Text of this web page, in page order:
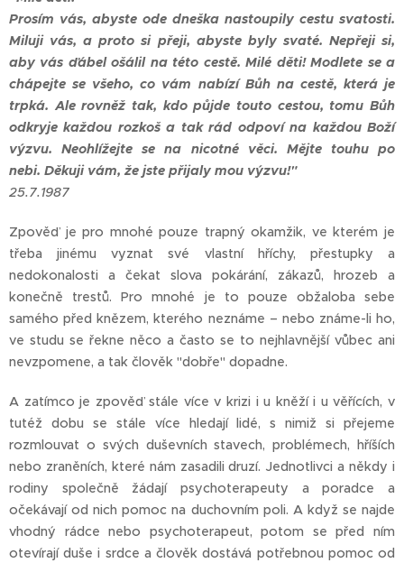
Prosím vás, abyste ode dneška nastoupily cestu svatosti.
Miluji vás, a proto si přeji, abyste byly svaté. Nepřeji si,
aby vás ďábel ošálil na této cestě. Milé děti! Modlete se a
chápejte se všeho, co vám nabízí Bůh na cestě, která je
trpká. Ale rovněž tak, kdo půjde touto cestou, tomu Bůh
odkryje každou rozkoš a tak rád odpoví na každou Boží
výzvu. Neohlížejte se na nicotné věci. Mějte touhu po
nebi. Děkuji vám, že jste přijaly mou výzvu!"
25.7.1987
Zpověď je pro mnohé pouze trapný okamžik, ve kterém je
třeba jinému vyznat své vlastní hříchy, přestupky a
nedokonalosti a čekat slova pokárání, zákazů, hrozeb a
konečně trestů. Pro mnohé je to pouze obžaloba sebe
samého před knězem, kterého neznáme – nebo známe-li ho,
ve studu se řekne něco a často se to nejhlavnější vůbec ani
nevzpomene, a tak člověk "dobře" dopadne.
A zatímco je zpověď stále více v krizi i u kněží i u věřících, v
tutéž dobu se stále více hledají lidé, s nimiž si přejeme
rozmlouvat o svých duševních stavech, problémech, hříších
nebo zraněních, které nám zasadili druzí. Jednotlivci a někdy i
rodiny společně žádají psychoterapeuty a poradce a
očekávají od nich pomoc na duchovním poli. A když se najde
vhodný rádce nebo psychoterapeut, potom se před ním
otevírají duše i srdce a člověk dostává potřebnou pomoc od